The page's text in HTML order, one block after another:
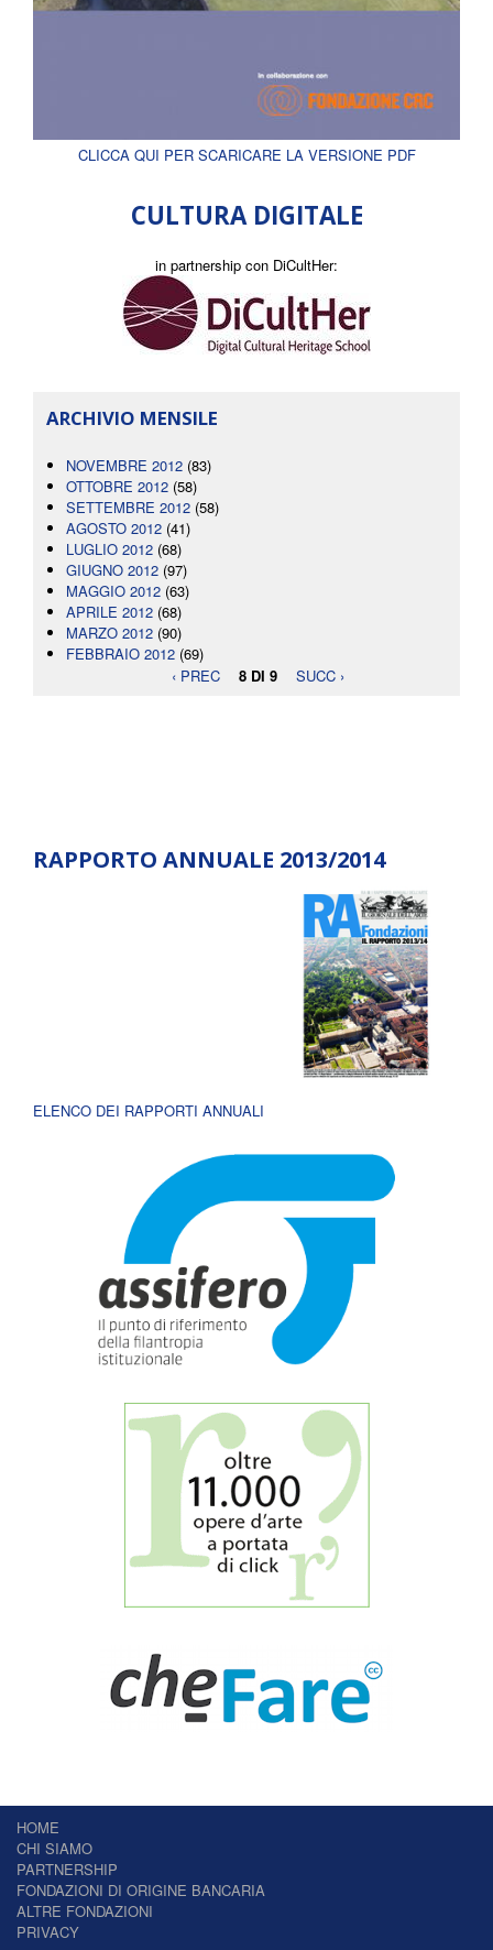
CLICCA QUI PER SCARICARE LA VERSIONE PDF
CULTURA DIGITALE
in partnership con DiCultHer:
ARCHIVIO MENSILE
NOVEMBRE 2012 (83)
OTTOBRE 2012 (58)
SETTEMBRE 2012 (58)
AGOSTO 2012 (41)
LUGLIO 2012 (68)
GIUGNO 2012 (97)
MAGGIO 2012 (63)
APRILE 2012 (68)
MARZO 2012 (90)
FEBBRAIO 2012 (69)
‹ PREC
8 DI 9 SUCC ›
RAPPORTO ANNUALE 2013/2014
ELENCO DEI RAPPORTI ANNUALI
HOME
CHI SIAMO
PARTNERSHIP
FONDAZIONI DI ORIGINE BANCARIA
ALTRE FONDAZIONI
PRIVACY